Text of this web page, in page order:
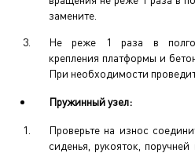
замените.
Не реже 1 раза в
крепления платформы и
При необходимости
Пружинный узел:
Проверьте на износ
сиденья, рукояток,